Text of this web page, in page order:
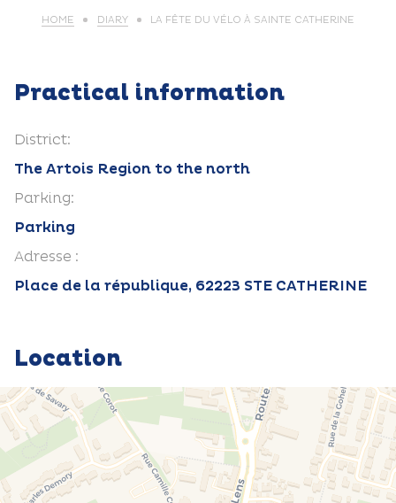
HOME DIARY LA FÊTE DU VÉLO À SAINTE CATHERINE
Practical information
District:
The Artois Region to the north
Parking:
Parking
Adresse :
Place de la république, 62223 STE CATHERINE
Location